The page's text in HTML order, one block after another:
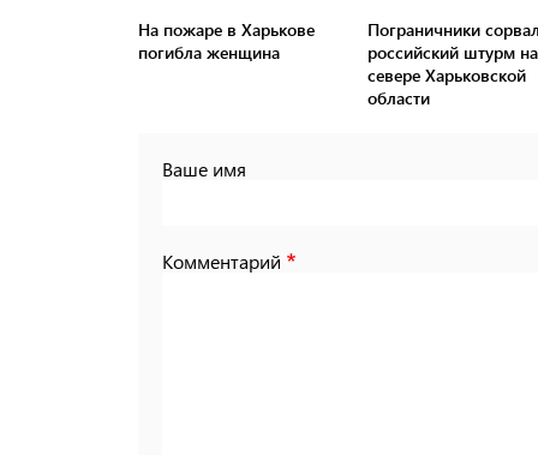
На пожаре в Харькове
погибла женщина
Пограничники
российский штурм на
севере Харьковской
области
Ваше имя
Комментарий